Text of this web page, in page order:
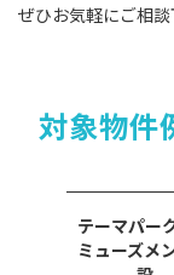
ぜひお気軽にご相談
対象物件
テーマパー
ミューズメ